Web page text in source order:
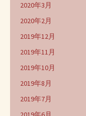
2020年3月
2020年2月
2019年12月
2019年11月
2019年10月
2019年8月
2019年7月